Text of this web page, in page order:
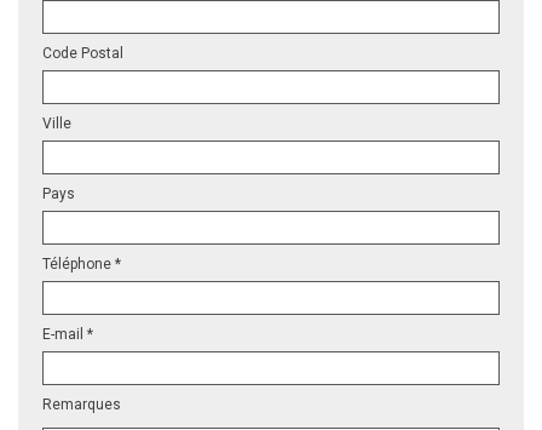
Code Postal
Ville
Pays
Téléphone *
E-mail *
Remarques